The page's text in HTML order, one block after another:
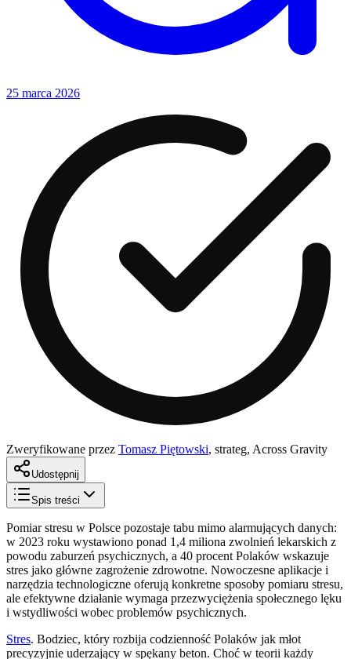
25 marca 2026
Zweryfikowane przez Tomasz Piętowski, strateg, Across Gravity
Udostępnij
Spis treści
Pomiar stresu w Polsce pozostaje tabu mimo alarmujących danych:
w 2023 roku wystawiono ponad 1,4 miliona zwolnień lekarskich z
powodu zaburzeń psychicznych, a 40 procent Polaków wskazuje
stres jako główne zagrożenie zdrowotne. Nowoczesne aplikacje i
narzędzia technologiczne oferują konkretne sposoby pomiaru stresu,
ale efektywne działanie wymaga przezwyciężenia społecznego lęku
i wstydliwości wobec problemów psychicznych.
Stres. Bodziec, który rozbija codzienność Polaków jak młot
precyzyjnie uderzający w spękany beton. Choć w teorii każdy